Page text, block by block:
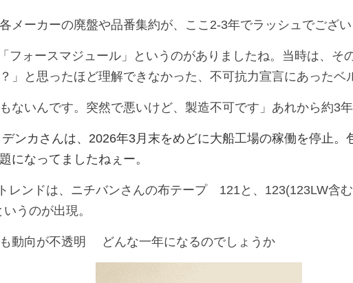
メーカーの廃盤や品番集約が、ここ2-3年でラッシュでござ
フォースマジュール」というのがありましたね。当時は、そ
」と思ったほど理解できなかった、 不可抗力宣言にあったベ
もないんです。突然で悪いけど、製造不可です」あれから約3
ンカさんは、2026年3月末をめどに大船工場の稼働を停止。
になってましたねぇー。
レンドは、ニチバンさんの布テープ　121と、123(123LW含
うのが出現。
動向が不透明 　どんな一年になるのでしょうか